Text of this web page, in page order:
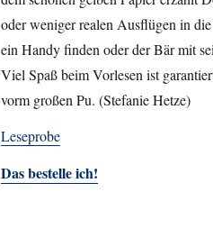
oder weniger realen Ausflügen in
ein Handy finden oder der Bär mit
Viel Spaß beim Vorlesen ist
vorm großen Pu. (Stefanie Hetze)
Leseprobe
Das bestelle ich!